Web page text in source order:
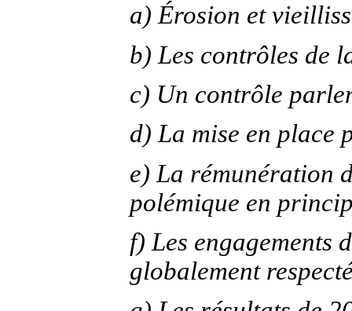
a) Érosion et
b) Les contrôles de
c) Un contrôle
d) La mise en place
e) La rémunération
polémique en
f) Les engagements
globalement